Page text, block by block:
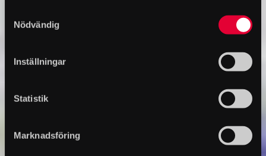
Nödvändig
Inställningar
Statistik
Marknadsföring